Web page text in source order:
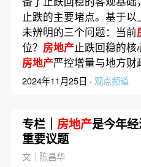
止跌的主要堵点。基于
未辨明的三个问题：当前
位？ 房地产止跌回稳的核
房地产严控增量与地方
2024年11月25日 · 观点频道
专栏｜ 房地产是今年
重要议题
文｜陈昌华